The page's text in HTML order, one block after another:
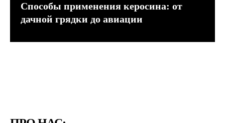
Способы применения керосина: от
дачной грядки до авиации